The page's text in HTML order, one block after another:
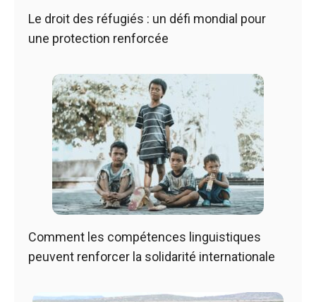
Le droit des réfugiés : un défi mondial pour
une protection renforcée
Comment les compétences linguistiques
peuvent renforcer la solidarité internationale